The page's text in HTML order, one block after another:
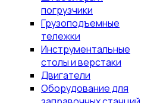
погрузчики
Грузоподъемные
тележки
Инструментальные
столы и верстаки
Двигатели
Оборудование для